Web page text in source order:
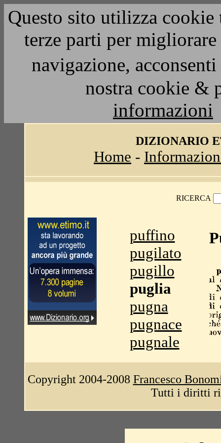
Questo sito utilizza
terze parti per
navigazione,
nostra cookie &
informazioni
DIZIONARIO
Home -
RICERCA
puffino
pugilato
pugillo
puglia
pugna
pugnace
pugnale
Copyright 2004-2008 Francesco
Tutti i diritti